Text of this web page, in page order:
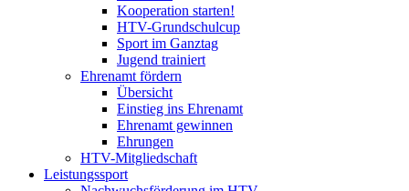
Kooperation starten!
HTV-Grundschulcup
Sport im Ganztag
Jugend trainiert
Ehrenamt fördern
Übersicht
Einstieg ins Ehrenamt
Ehrenamt gewinnen
Ehrungen
HTV-Mitgliedschaft
Leistungssport